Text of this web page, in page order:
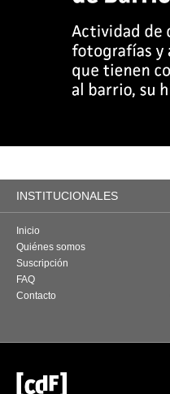
INSTITUCIONALES
Inicio
Quiénes somos
Suscripción
FAQ
Contacto